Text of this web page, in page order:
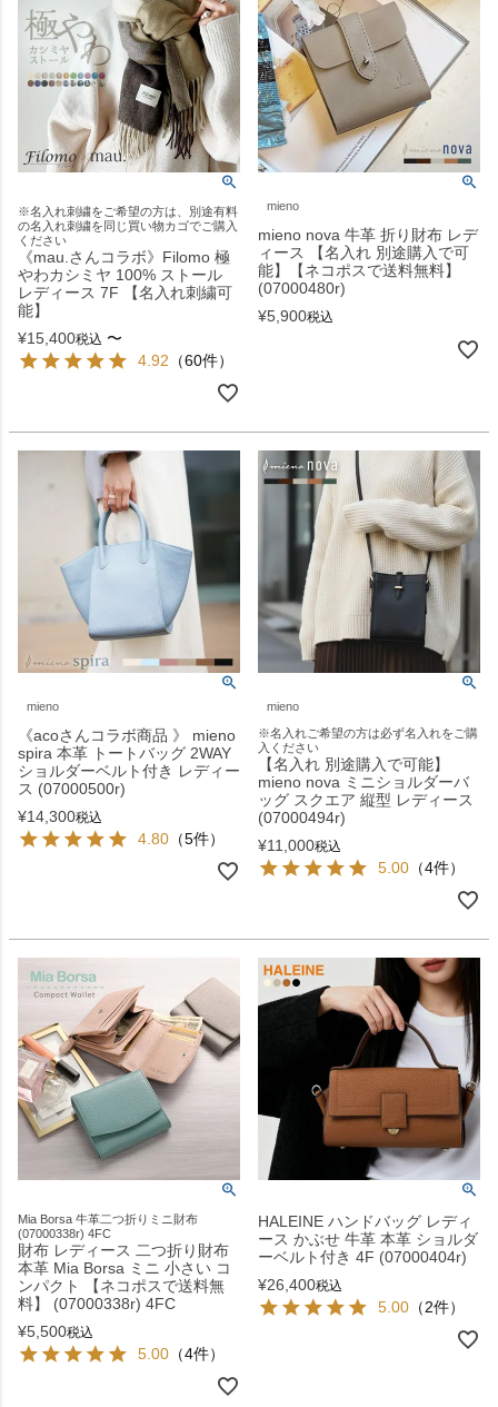
※名入れ刺繍をご希望の方は、別途有料
の名入れ刺繍を同じ買い物カゴでご購入
ください
《mau.さんコラボ》Filomo 極
やわカシミヤ 100% ストール
レディース 7F 【名入れ刺繍可
能】
¥15,400税込 〜
4.92 （60件）
mieno
mieno nova 牛革 折り財布 レデ
ィース 【名入れ 別途購入で可
能】【ネコポスで送料無料】
(07000480r)
¥5,900税込
mieno
《acoさんコラボ商品 》 mieno
spira 本革 トートバッグ 2WAY
ショルダーベルト付き レディー
ス (07000500r)
¥14,300税込
4.80 （5件）
mieno
※名入れご希望の方は必ず名入れをご購
入ください
【名入れ 別途購入で可能】
mieno nova ミニショルダーバ
ッグ スクエア 縦型 レディース
(07000494r)
¥11,000税込
5.00 （4件）
Mia Borsa 牛革二つ折りミニ財布
(07000338r) 4FC
財布 レディース 二つ折り財布
本革 Mia Borsa ミニ 小さい コ
ンパクト 【ネコポスで送料無
料】 (07000338r) 4FC
¥5,500税込
5.00 （4件）
HALEINE ハンドバッグ レディ
ース かぶせ 牛革 本革 ショルダ
ーベルト付き 4F (07000404r)
¥26,400税込
5.00 （2件）